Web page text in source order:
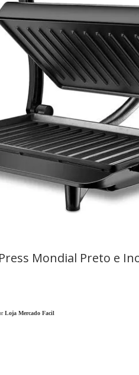
Mondial Preto e
Loja Mercado Facil